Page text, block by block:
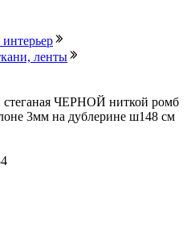
ленты
ЧЕРНОЙ ниткой ромб
3мм на дублерине ш148 см